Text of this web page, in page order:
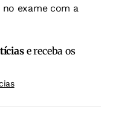
no exame com a
e receba os